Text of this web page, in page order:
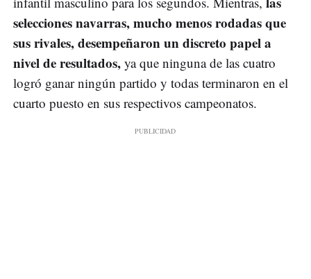
selecciones navarras, mucho menos rodadas que
sus rivales, desempeñaron un discreto papel a
nivel de resultados, ya que ninguna de las cuatro
logró ganar ningún partido y todas terminaron en el
cuarto puesto en sus respectivos campeonatos.